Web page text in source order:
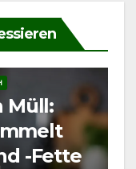
Müll:
-Fette